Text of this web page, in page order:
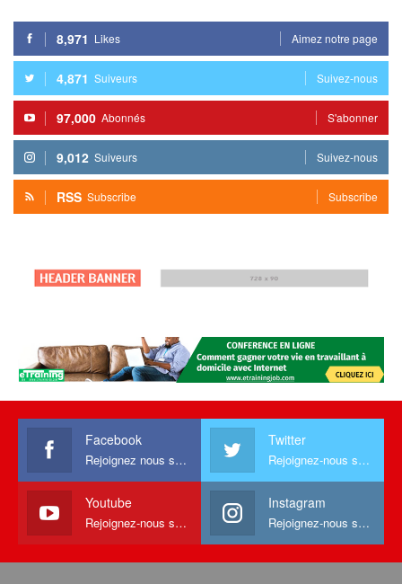
8,971 Likes Aimez notre page
4,871 Suiveurs Suivez-nous
97,000 Abonnés S'abonner
9,012 Suiveurs Suivez-nous
RSS Subscribe Subscribe
Facebook
Rejoignez nous sur facebook
Twitter
Rejoignez-nous sur Twitter
Youtube
Rejoignez-nous sur Youtube
Instagram
Rejoignez-nous sur Instagram